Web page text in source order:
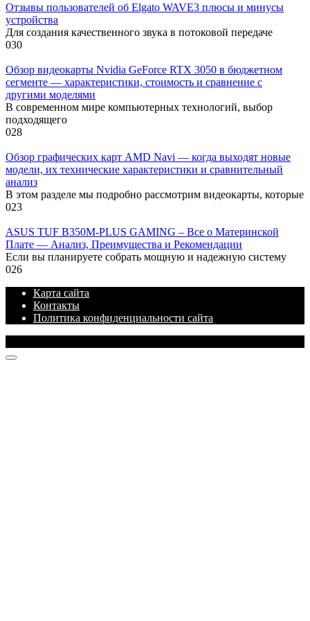
Отзывы пользователей об Elgato WAVE3 плюсы и минусы
устройства
Для создания качественного звука в потоковой передаче
030
Обзор видеокарты Nvidia GeForce RTX 3050 в бюджетном
сегменте — характеристики, стоимость и сравнение с
другими моделями
В современном мире компьютерных технологий, выбор
подходящего
028
Обзор графических карт AMD Navi — когда выходят новые
модели, их технические характеристики и сравнительный
анализ
В этом разделе мы подробно рассмотрим видеокарты, которые
023
ASUS TUF B350M-PLUS GAMING – Все о Материнской
Плате — Анализ, Преимущества и Рекомендации
Если вы планируете собрать мощную и надежную систему
026
Карта сайта
Контакты
Политика конфиденциальности сайта